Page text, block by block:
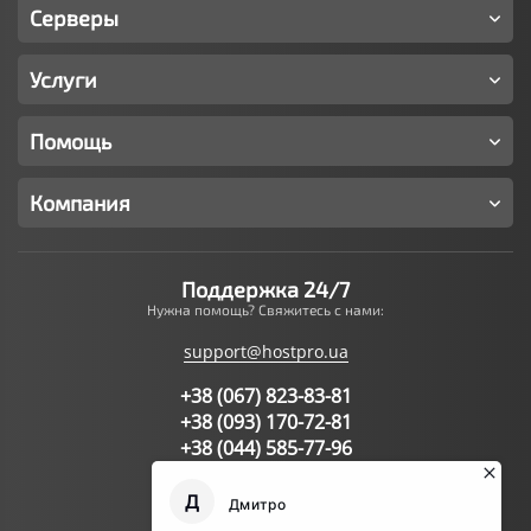
Серверы
Услуги
Помощь
Компания
Поддержка 24/7
Нужна помощь? Свяжитесь с нами:
support@hostpro.ua
+38 (067) 823-83-81
+38 (093) 170-72-81
+38 (044) 585-77-96